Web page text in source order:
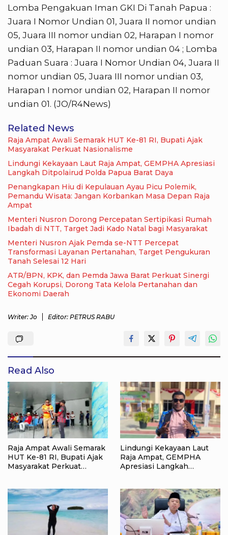
Lomba Pengakuan Iman GKI Di Tanah Papua :
Juara I Nomor Undian 01, Juara II nomor undian
05, Juara III nomor undian 02, Harapan I nomor
undian 03, Harapan II nomor undian 04 ; Lomba
Paduan Suara : Juara I Nomor Undian 04, Juara II
nomor undian 05, Juara III nomor undian 03,
Harapan I nomor undian 02, Harapan II nomor
undian 01. (JO/R4News)
Related News
Raja Ampat Awali Semarak HUT Ke-81 RI, Bupati Ajak
Masyarakat Perkuat Nasionalisme
Lindungi Kekayaan Laut Raja Ampat, GEMPHA Apresiasi
Langkah Ditpolairud Polda Papua Barat Daya
Penangkapan Hiu di Kepulauan Ayau Picu Polemik,
Pemandu Wisata: Jangan Korbankan Masa Depan Raja
Ampat
Menteri Nusron Dorong Percepatan Sertipikasi Rumah
Ibadah di NTT, Target Jadi Kado Natal bagi Masyarakat
Menteri Nusron Ajak Pemda se-NTT Percepat
Transformasi Layanan Pertanahan, Target Pengukuran
Tanah Selesai 12 Hari
ATR/BPN, KPK, dan Pemda Jawa Barat Perkuat Sinergi
Cegah Korupsi, Dorong Tata Kelola Pertanahan dan
Ekonomi Daerah
Writer: Jo Editor: PETRUS RABU
Read Also
Raja Ampat Awali Semarak
HUT Ke-81 RI, Bupati Ajak
Masyarakat Perkuat
Lindungi Kekayaan Laut
Raja Ampat, GEMPHA
Apresiasi Langkah